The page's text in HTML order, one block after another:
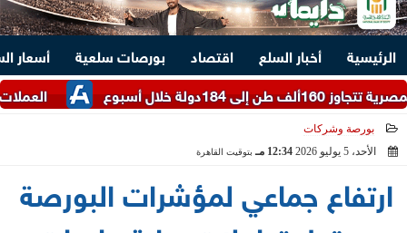
الرئيسية أخبار السلع اقتصاد بورصات سلعية
أسعار
العملات الأجنبية المدرجة
بورصة وشركات
الأحد، 5 يوليو 2026
12:34 مـ بتوقيت القاهرة
ارتفاع جماعي لمؤشرات البورصة